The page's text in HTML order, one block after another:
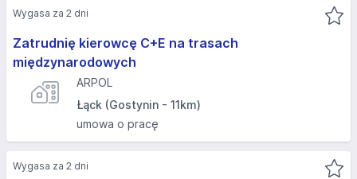
Zatrudnię kierowcę C+E na trasach
międzynarodowych
ARPOL
Łąck (Gostynin - 11km)
umowa o pracę
Wygasa za 2 dni
Wygasa za 2 dni